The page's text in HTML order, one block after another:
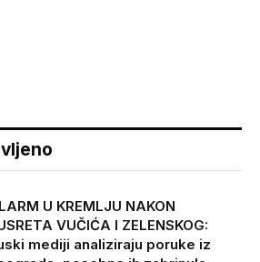
U KREMLJU NAKON
VUČIĆA I ZELENSKOG:
mediji analiziraju poruke iz